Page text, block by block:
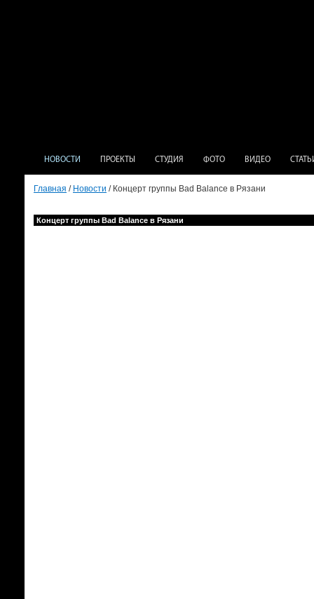
НОВОСТИ ПРОЕКТЫ СТУДИЯ ФОТО ВИДЕО
Главная / Новости / Концерт группы Bad Balance в Рязани
Концерт группы Bad Balance в Рязани